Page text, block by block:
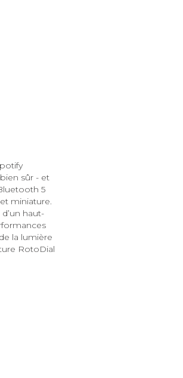
sûr - et
5
miniature.
haut-
la lumière
RotoDial